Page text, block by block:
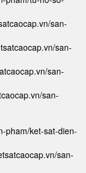
san-
san-
san-
san-
pham/ket-sat-dien-
san-